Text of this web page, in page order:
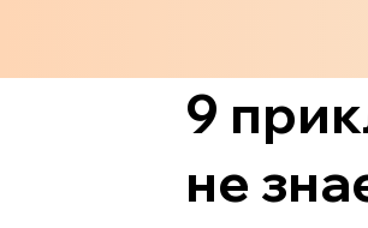
9
не